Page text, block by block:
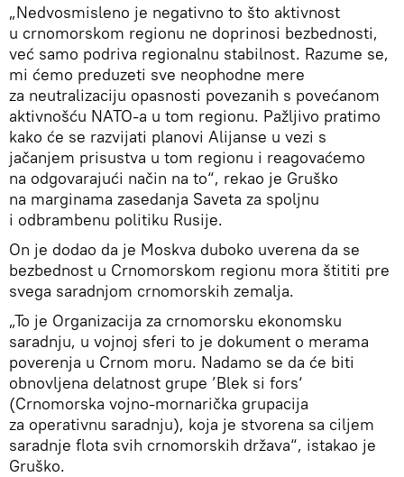
„Nedvosmisleno je negativno to što aktivnost
u crnomorskom regionu ne doprinosi bezbednosti,
već samo podriva regionalnu stabilnost. Razume se,
mi ćemo preduzeti sve neophodne mere
za neutralizaciju opasnosti povezanih s povećanom
aktivnošću NATO-a u tom regionu. Pažljivo pratimo
kako će se razvijati planovi Alijanse u vezi s
jačanjem prisustva u tom regionu i reagovaćemo
na odgovarajući način na to“, rekao je Gruško
na marginama zasedanja Saveta za spoljnu
i odbrambenu politiku Rusije.
On je dodao da je Moskva duboko uverena da se
bezbednost u Crnomorskom regionu mora štititi pre
svega saradnjom crnomorskih zemalja.
„To je Organizacija za crnomorsku ekonomsku
saradnju, u vojnoj sferi to je dokument o merama
poverenja u Crnom moru. Nadamo se da će biti
obnovljena delatnost grupe ’Blek si fors‘
(Crnomorska vojno-mornarička grupacija
za operativnu saradnju), koja je stvorena sa ciljem
saradnje flota svih crnomorskih država“, istakao je
Gruško.